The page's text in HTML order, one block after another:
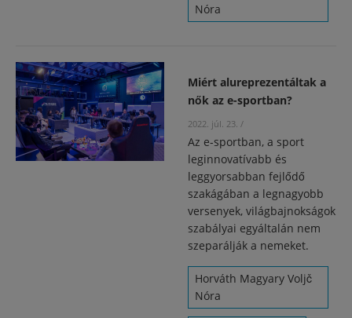
Nóra
Miért alureprezentáltak a
nők az e-sportban?
2022. júl. 23. /
Az e-sportban, a sport
leginnovatívabb és
leggyorsabban fejlődő
szakágában a legnagyobb
versenyek, világbajnokságok
szabályai egyáltalán nem
szeparálják a nemeket.
Horváth Magyary Voljč
Nóra